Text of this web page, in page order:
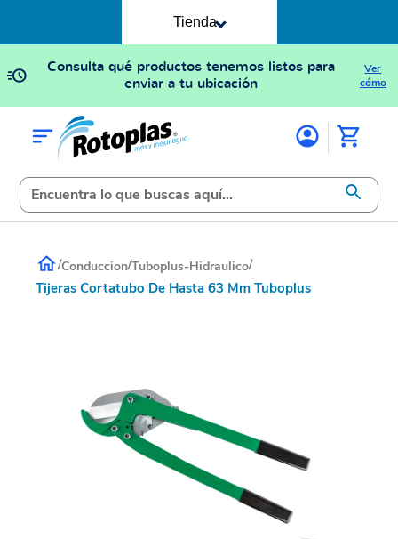
Tienda
Consulta qué productos tenemos listos para
enviar a tu ubicación
Ver
cómo
/Conduccion/Tuboplus-Hidraulico/
Tijeras Cortatubo De Hasta 63 Mm Tuboplus